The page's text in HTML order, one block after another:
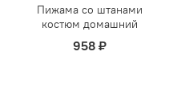
Пижама со штанами
костюм домашний
958 ₽